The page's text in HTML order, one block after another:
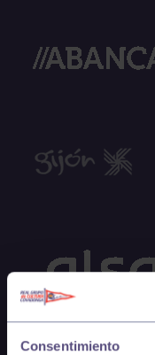
Consentimiento